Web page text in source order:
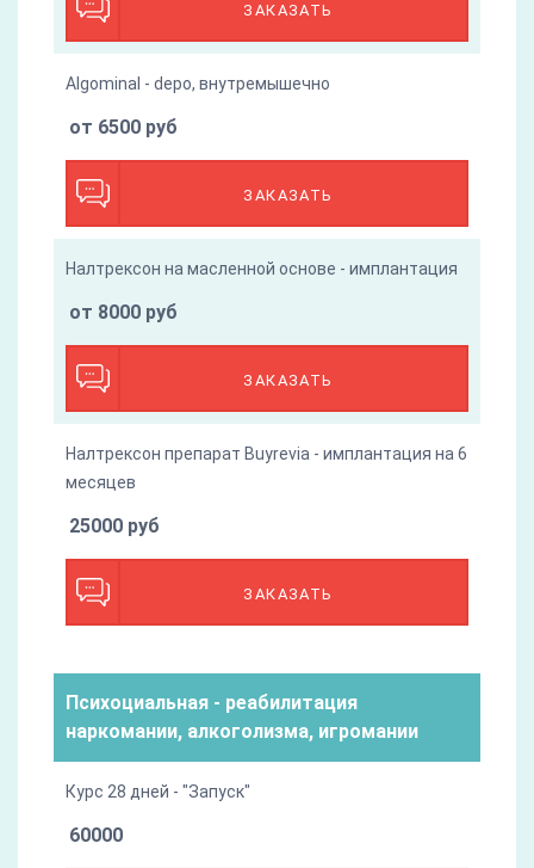
ЗАКАЗАТЬ
Algominal - depo, внутремышечно
ЗАКАЗАТЬ
от 6500 руб
Налтрексон на масленной основе - имплантация
ЗАКАЗАТЬ
от 8000 руб
Налтрексон препарат Buyrevia - имплантация на 6
месяцев
ЗАКАЗАТЬ
25000 руб
Психоциальная - реабилитация
наркомании, алкоголизма, игромании
Курс 28 дней - "Запуск"
60000